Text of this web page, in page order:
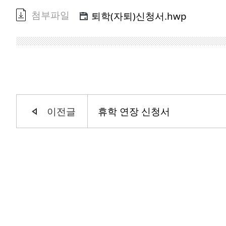
첨부파일 퇴학(자퇴)신청서.hwp
이전글 휴학 연장 신청서